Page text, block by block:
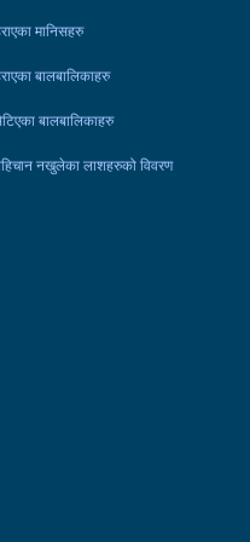
मानिसहरु
बालबालिकाहरु
बालबालिकाहरु
नखुलेका लाशहरुको विवरण